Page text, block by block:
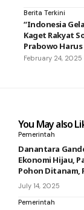
Berita Terkini
“Indonesia
Kaget Rakyat
Prabowo
February 24, 2025
You May also
Pemerintah
Danantara
Ekonomi Hijau,
Pohon Ditanam,
July 14, 2025
Pemerintah